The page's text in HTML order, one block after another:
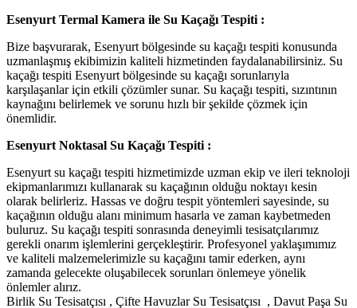
Esenyurt Termal Kamera ile Su Kaçağı Tespiti :
Bize başvurarak, Esenyurt bölgesinde su kaçağı tespiti konusunda
uzmanlaşmış ekibimizin kaliteli hizmetinden faydalanabilirsiniz. Su
kaçağı tespiti Esenyurt bölgesinde su kaçağı sorunlarıyla
karşılaşanlar için etkili çözümler sunar. Su kaçağı tespiti, sızıntının
kaynağını belirlemek ve sorunu hızlı bir şekilde çözmek için
önemlidir.
Esenyurt Noktasal Su Kaçağı Tespiti :
Esenyurt su kaçağı tespiti hizmetimizde uzman ekip ve ileri teknoloji
ekipmanlarımızı kullanarak su kaçağının olduğu noktayı kesin
olarak belirleriz. Hassas ve doğru tespit yöntemleri sayesinde, su
kaçağının olduğu alanı minimum hasarla ve zaman kaybetmeden
buluruz. Su kaçağı tespiti sonrasında deneyimli tesisatçılarımız
gerekli onarım işlemlerini gerçekleştirir. Profesyonel yaklaşımımız
ve kaliteli malzemelerimizle su kaçağını tamir ederken, aynı
zamanda gelecekte oluşabilecek sorunları önlemeye yönelik
önlemler alırız.
Birlik Su Tesisatçısı , Çifte Havuzlar Su Tesisatçısı , Davut Paşa Su